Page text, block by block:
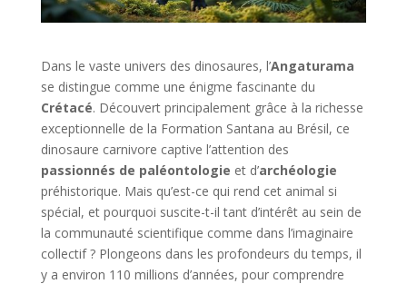
Dans le vaste univers des dinosaures, l’Angaturama
se distingue comme une énigme fascinante du
Crétacé. Découvert principalement grâce à la richesse
exceptionnelle de la Formation Santana au Brésil, ce
dinosaure carnivore captive l’attention des
passionnés de paléontologie et d’archéologie
préhistorique. Mais qu’est-ce qui rend cet animal si
spécial, et pourquoi suscite-t-il tant d’intérêt au sein de
la communauté scientifique comme dans l’imaginaire
collectif ? Plongeons dans les profondeurs du temps, il
y a environ 110 millions d’années, pour comprendre